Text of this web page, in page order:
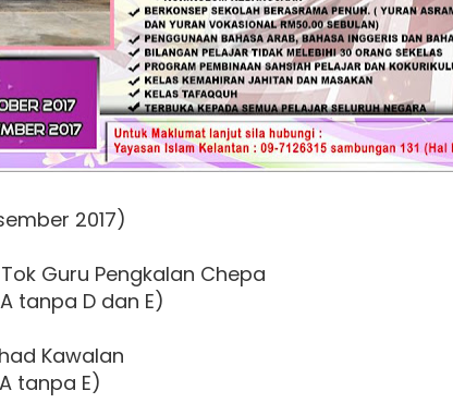
2017)
Guru Pengkalan Chepa
tanpa D dan E)
Kawalan
tanpa E)